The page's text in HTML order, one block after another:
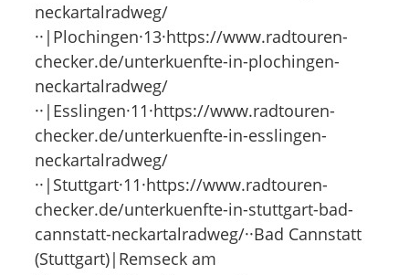
neckartalradweg/
··|Plochingen·13·https://www.radtouren-
checker.de/unterkuenfte-in-plochingen-
neckartalradweg/
··|Esslingen·11·https://www.radtouren-
checker.de/unterkuenfte-in-esslingen-
neckartalradweg/
··|Stuttgart·11·https://www.radtouren-
checker.de/unterkuenfte-in-stuttgart-bad-
cannstatt-neckartalradweg/··Bad Cannstatt
(Stuttgart)|Remseck am